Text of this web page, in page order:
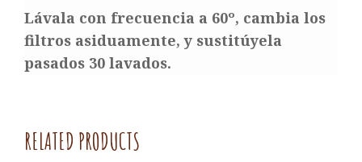
Lávala con frecuencia a 60º, cambia los
filtros asiduamente, y sustitúyela
pasados 30 lavados.
RELATED PRODUCTS